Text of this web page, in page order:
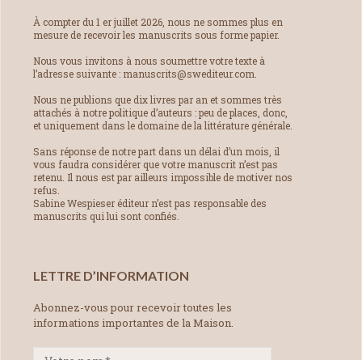
À compter du 1 er juillet 2026, nous ne sommes plus en
mesure de recevoir les manuscrits sous forme papier.
Nous vous invitons à nous soumettre votre texte à
l’adresse suivante : manuscrits@swediteur.com.
Nous ne publions que dix livres par an et sommes très
attachés à notre politique d’auteurs : peu de places, donc,
et uniquement dans le domaine de la littérature générale.
Sans réponse de notre part dans un délai d’un mois, il
vous faudra considérer que votre manuscrit n’est pas
retenu. Il nous est par ailleurs impossible de motiver nos
refus.
Sabine Wespieser éditeur n’est pas responsable des
manuscrits qui lui sont confiés.
LETTRE D’INFORMATION
Abonnez-vous pour recevoir toutes les
informations importantes de la Maison.